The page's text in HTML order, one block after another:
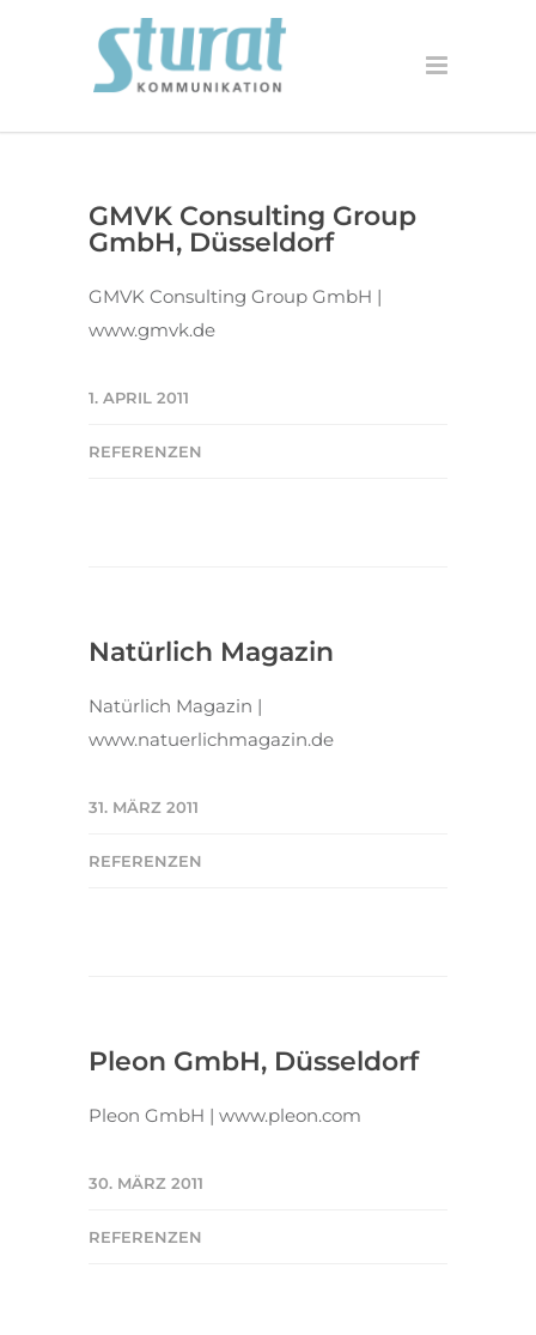
GMVK Consulting Group
GmbH, Düsseldorf
GMVK Consulting Group GmbH |
www.gmvk.de
1. APRIL 2011
REFERENZEN
Natürlich Magazin
Natürlich Magazin |
www.natuerlichmagazin.de
31. MÄRZ 2011
REFERENZEN
Pleon GmbH, Düsseldorf
Pleon GmbH | www.pleon.com
30. MÄRZ 2011
REFERENZEN